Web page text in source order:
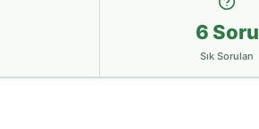
6 Soru
Sık Sorulan